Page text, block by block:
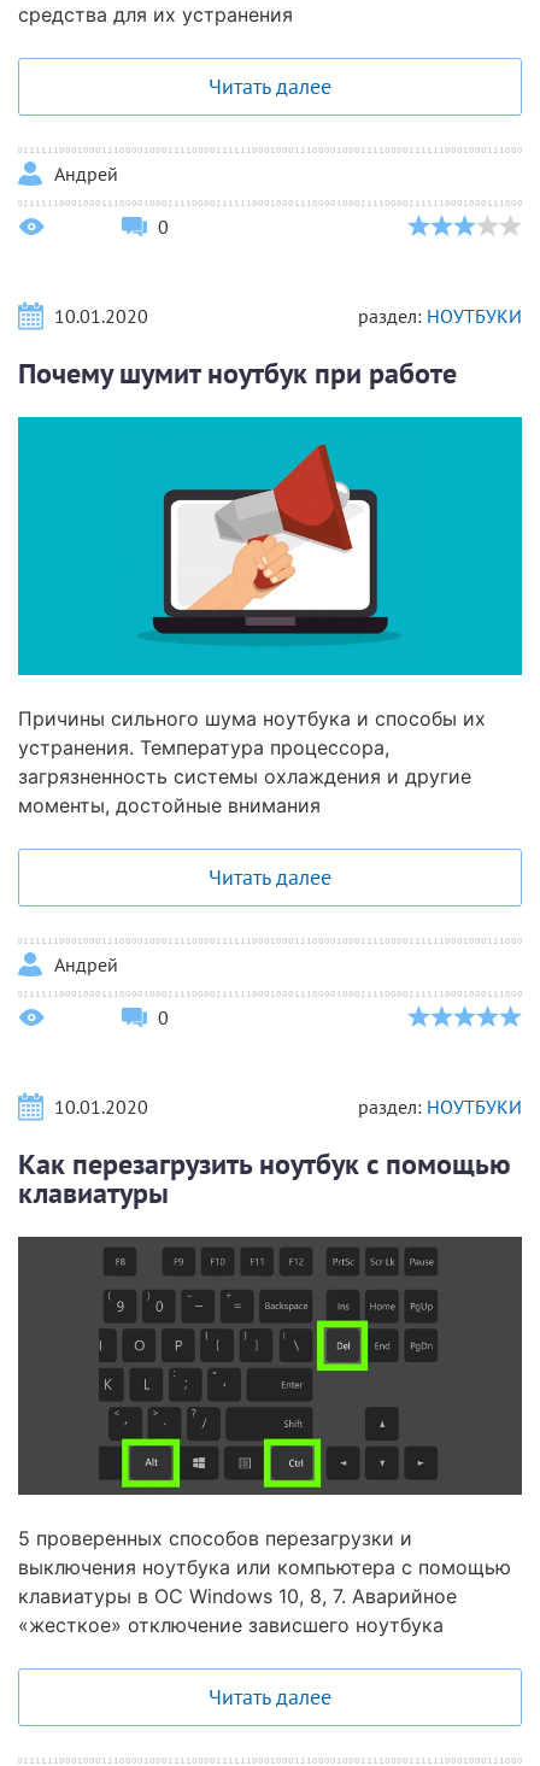
средства для их устранения
Читать далее
Андрей
0
10.01.2020 раздел: НОУТБУКИ
Почему шумит ноутбук при работе
Причины сильного шума ноутбука и способы их
устранения. Температура процессора,
загрязненность системы охлаждения и другие
моменты, достойные внимания
Читать далее
Андрей
0
10.01.2020 раздел: НОУТБУКИ
Как перезагрузить ноутбук с помощью
клавиатуры
5 проверенных способов перезагрузки и
выключения ноутбука или компьютера с помощью
клавиатуры в ОС Windows 10, 8, 7. Аварийное
«жесткое» отключение зависшего ноутбука
Читать далее